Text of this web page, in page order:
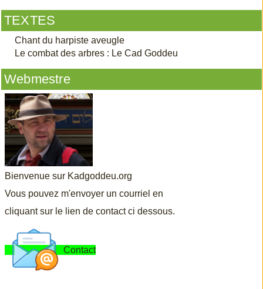
TEXTES
Chant du harpiste aveugle
Le combat des arbres : Le Cad Goddeu
Webmestre
Bienvenue sur Kadgoddeu.org
Vous pouvez m'envoyer un courriel en
cliquant sur le lien de contact ci dessous.
Contact